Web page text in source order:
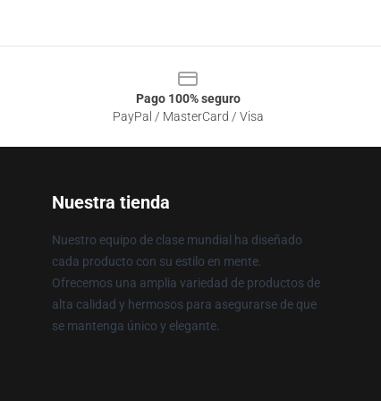
Pago 100% seguro
PayPal / MasterCard / Visa
Nuestra tienda
Nuestro equipo de clase mundial ha diseñado
cada producto con su estilo en mente.
Ofrecemos una amplia variedad de productos de
alta calidad y hermosos para asegurarse de que
se mantenga único y elegante.